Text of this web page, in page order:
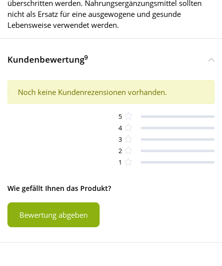
überschritten werden. Nahrungsergänzungsmittel sollten
nicht als Ersatz für eine ausgewogene und gesunde
Lebensweise verwendet werden.
Kundenbewertung9
Noch keine Kundenrezensionen vorhanden.
5
4
3
2
1
Wie gefällt Ihnen das Produkt?
Bewertung abgeben